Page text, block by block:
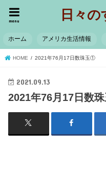
日々
menu
ホーム アメリカ生活情報
HOME 2021年76月17日数珠玉①
2021.09.13
2021年76月17日数